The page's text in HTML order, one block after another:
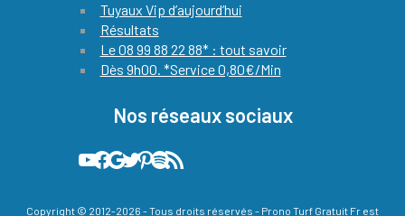
Tuyaux Vip d’aujourd’hui
Résultats
Le 08 99 88 22 88* : tout savoir
Dès 9h00. *Service 0,80€/Min
Nos réseaux sociaux
Notre chaine YouTube officielle avec le pronostic quinté de notre expert chaque jour
Quinté Plus PMU : notre compte Facebook officiel ! L'actualité du Quinté et des courses hippiques by prono turf gratuit sur Google actualités
Les meilleures infos hippiques sont relayées sur notre compte X (ex-twitter)
Sur Pinterest, vous découvrez les plus belle images liées à la passion des courses de chevaux
Podcast 100% Turf officiel de prono turf gratuit
Flux RSS de Prono Turf Gratuit
Copyright © 2012-2026 - Tous droits réservés - Prono Turf Gratuit Fr est